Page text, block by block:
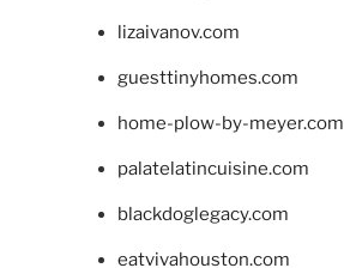
lizaivanov.com
guesttinyhomes.com
home-plow-by-meyer.com
palatelatincuisine.com
blackdoglegacy.com
eatvivahouston.com